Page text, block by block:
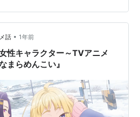
余談だが、グッと気温
ラーメンが食べたくなった。蒸か
を炒めてラーメンに入れようと思
どうでもいいアイデアが浮かん
彩りを綺麗にして「なまら…
話 • 1年前
性キャラクター～TVアニメ
まらめんこい』